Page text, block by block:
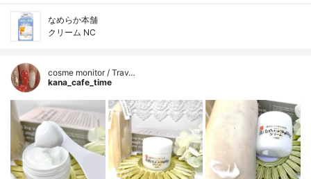
なめらか本舗
クリーム NC
cosme monitor / Trav…
kana_cafe_time